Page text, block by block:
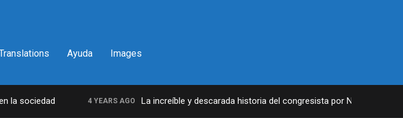
Ayuda Images
sociedad 4 YEARS AGO La increíble y descarada historia del congresista por NY George